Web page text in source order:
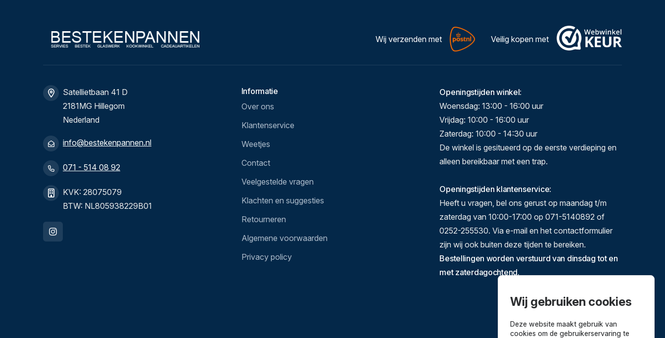
Wij verzenden met Veilig kopen met
Satellietbaan 41 D
2181MG Hillegom
Nederland
info@bestekenpannen.nl
071 - 514 08 92
KVK: 28075079
BTW: NL805938229B01
Informatie
Over ons
Klantenservice
Weetjes
Contact
Veelgestelde vragen
Klachten en suggesties
Retourneren
Algemene voorwaarden
Privacy policy
Openingstijden winkel:
Woensdag: 13:00 - 16:00 uur
Vrijdag: 10:00 - 16:00 uur
Zaterdag: 10:00 - 14:30 uur
De winkel is gesitueerd op de eerste verdieping en
alleen bereikbaar met een trap.
Openingstijden klantenservice:
Heeft u vragen, bel ons gerust op maandag t/m
zaterdag van 10:00-17:00 op 071-5140892 of
0252-255530. Via e-mail en het contactformulier
zijn wij ook buiten deze tijden te bereiken.
Bestellingen worden verstuurd van dinsdag tot en
met zaterdagochtend.
Wij gebruiken cookies
Deze website maakt gebruik van
cookies om de gebruikerservaring te